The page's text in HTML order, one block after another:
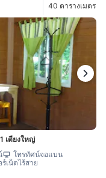
40 ตารางเมตร
1 เตียงใหญ่
โทรทัศน์จอแบน
ร์เน็ตไร้สาย